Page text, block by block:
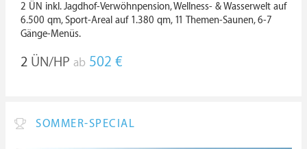
2 ÜN inkl. Jagdhof-Verwöhnpension, Wellness- & Wasserwelt auf
6.500 qm, Sport-Areal auf 1.380 qm, 11 Themen-Saunen, 6-7
Gänge-Menüs.
2 ÜN/HP ab 502 €
SOMMER-SPECIAL